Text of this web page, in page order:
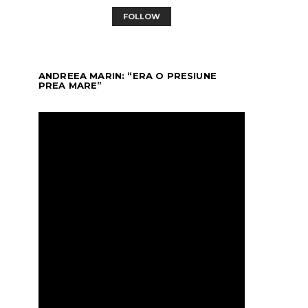
FOLLOW
ANDREEA MARIN: “ERA O PRESIUNE
PREA MARE”